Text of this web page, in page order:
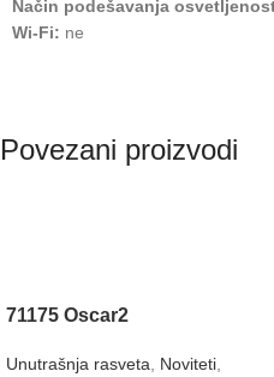
Način podešavanja
Wi-Fi: ne
Povezani proizvodi
71175 Oscar2
Unutrašnja rasveta Noviteti